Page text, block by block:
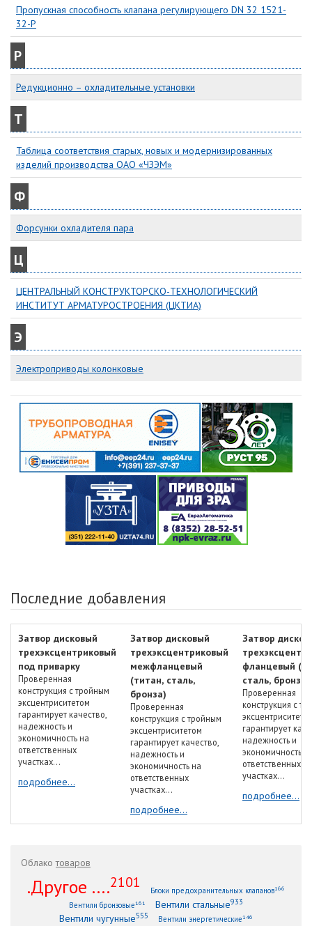
Пропускная способность клапана регулирующего DN 32 1521-
32-Р
Р
Редукционно – охладительные установки
Т
Таблица соответствия старых, новых и модернизированных
изделий производства ОАО «ЧЗЭМ»
Ф
Форсунки охладителя пара
Ц
ЦЕНТРАЛЬНЫЙ КОНСТРУКТОРСКО-ТЕХНОЛОГИЧЕСКИЙ
ИНСТИТУТ АРМАТУРОСТРОЕНИЯ (ЦКТИА)
Э
Электроприводы колонковые
Последние добавления
Затвор дисковый
трехэксцентриковый
под приварку
Проверенная
конструкция с тройным
эксцентриситетом
гарантирует качество,
надежность и
экономичность на
ответственных
участках...
подробнее...
Затвор дисковый
трехэксцентриковый
межфланцевый
(титан, сталь,
бронза)
Проверенная
конструкция с тройным
эксцентриситетом
гарантирует качество,
надежность и
экономичность на
ответственных
участках...
подробнее...
Затвор
фланцевый
сталь, бронза)
Проверенная
конструкция с
гарантирует
надежность и
экономичность
ответственных
участках...
подробнее...
Облакотоваров
.Другое ....2101
Блоки предохранительных клапанов166
Вентили бронзовые161 Вентили стальные933
Вентили чугунные555 Вентили энергетические146